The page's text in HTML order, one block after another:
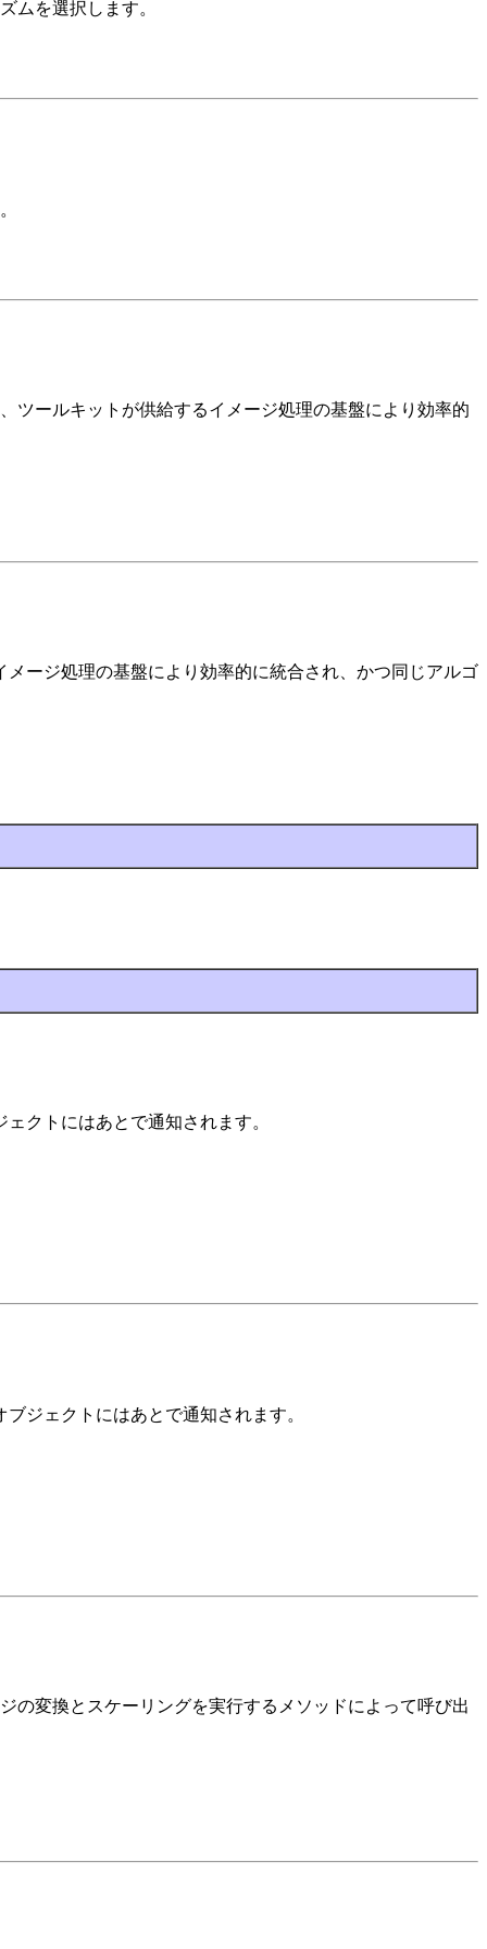
ムを選択します。
ツールキットが供給するイメージ処理の基盤により効率的
ージ処理の基盤により効率的に統合され、かつ同じアルゴ
ェクトにはあとで通知されます。
ブジェクトにはあとで通知されます。
の変換とスケーリングを実行するメソッドによって呼び出